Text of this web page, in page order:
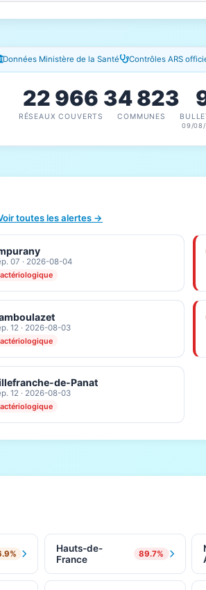
Données Ministère de la Santé Contrôles ARS
22 966
RÉSEAUX COUVERTS
34 823
COMMUNES
09/
toutes les alertes →
07 · 2026-08-04
12 · 2026-08-03
de-Panat
12 · 2026-08-03
Hauts-de-
France
89.7%